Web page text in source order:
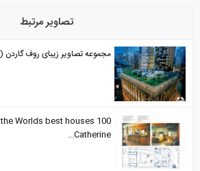
تصاویر مرتبط
مجموعه تصاویر زیبای روف گاردن
of the Worlds best houses
Catherine...